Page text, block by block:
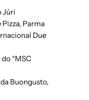
Júri
Parma
Due
“MSC
Buongusto,